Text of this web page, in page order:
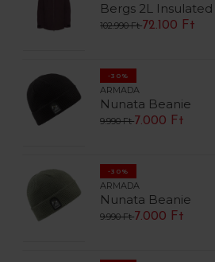
Bergs 2L
102.990 Ft72.100 Ft
-30%
ARMADA
Nunata Beanie
9.990 Ft7.000 Ft
-30%
ARMADA
Nunata Beanie
9.990 Ft7.000 Ft